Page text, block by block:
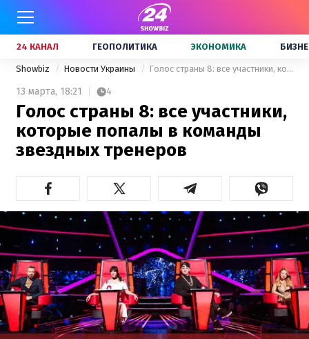
24 КАНАЛ ГЕОПОЛИТИКА ЭКОНОМИКА
Showbiz Новости Украины Голос страны 8: все участники, которые попалы в команды звездных тренеров
13 марта, 18:21 4
Голос страны 8: все участники,
которые попалы в команды
звездных тренеров